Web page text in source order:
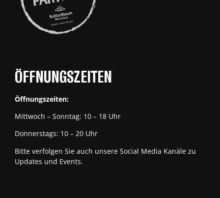
ÖFFNUNGSZEITEN
Öffnungszeiten:
Mittwoch – Sonntag: 10 – 18 Uhr
Donnerstags: 10 – 20 Uhr
Bitte verfolgen Sie auch unsere Social Media Kanäle zu
Updates und Events.